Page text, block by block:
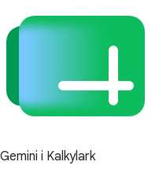
Gemini i Kalkylark